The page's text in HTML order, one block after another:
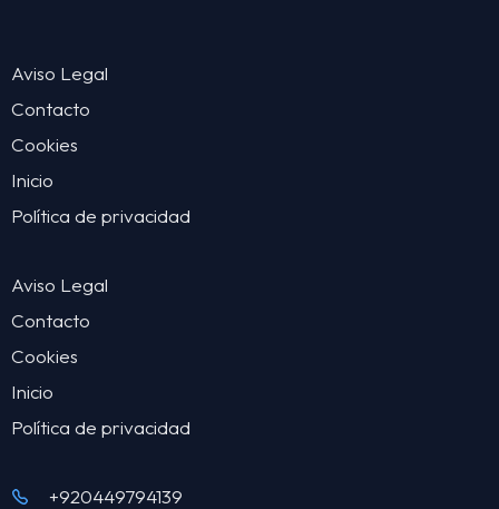
Aviso Legal
Contacto
Cookies
Inicio
Política de privacidad
Aviso Legal
Contacto
Cookies
Inicio
Política de privacidad
+920449794139